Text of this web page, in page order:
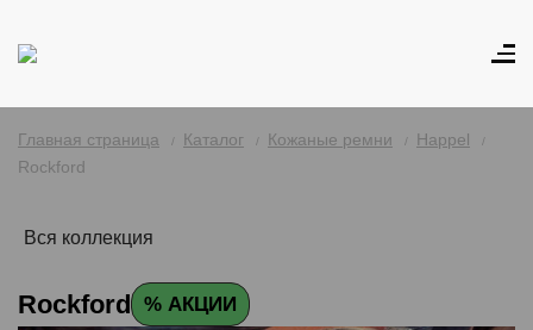
Главная страница Каталог Кожаные ремни
Happel
Rockford
Вся коллекция
Rockford % АКЦИИ